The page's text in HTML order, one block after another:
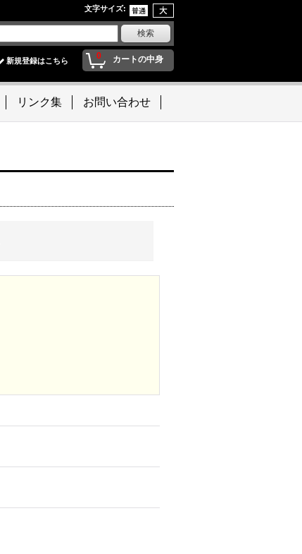
文字サイズ:
0 カートの中身
新規登録はこちら
リンク集 お問い合わせ